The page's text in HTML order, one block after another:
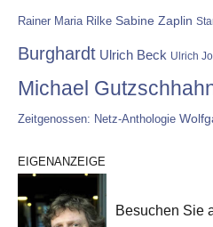
Rainer Maria Rilke Sabine Zaplin
Burghardt Ulrich Beck Ulrich
Michael
Zeitgenossen: Netz-Anthologie
EIGENANZEIGE
Besuchen Sie